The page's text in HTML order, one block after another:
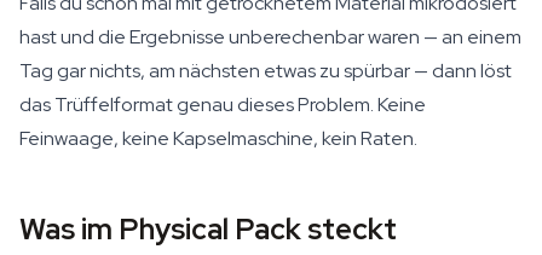
hast und die Ergebnisse unberechenbar waren — an einem
Tag gar nichts, am nächsten etwas zu spürbar — dann löst
das Trüffelformat genau dieses Problem. Keine
Feinwaage, keine Kapselmaschine, kein Raten.
Was im Physical Pack steckt